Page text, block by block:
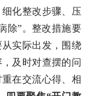
化整改步骤、压
除”。整改措施要
实际出发，围绕
及时对查摆的问
在交流心得、相